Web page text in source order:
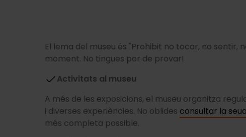
El lema del museu és "Prohibit no tocar, no
moment. No tingues por de provar!
Activitats al museu
A més de les exposicions, el museu organitza
i diverses experiències. No oblides consultar la
més completa possible.